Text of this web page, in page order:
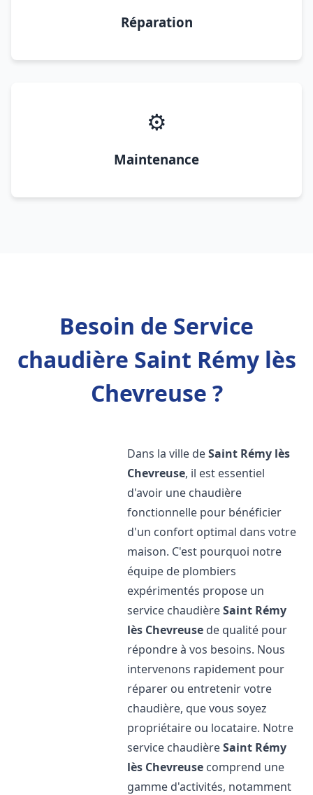
Réparation
⚙️
Maintenance
Besoin de Service
chaudière Saint Rémy lès
Chevreuse ?
Dans la ville deSaint Rémy lès
Chevreuse, il est essentiel
d'avoir une chaudière
fonctionnelle pour bénéficier
d'un confort optimal dans votre
maison. C'est pourquoi notre
équipe de plombiers
expérimentés propose un
service chaudièreSaint Rémy
lès Chevreuse de qualité pour
répondre à vos besoins. Nous
intervenons rapidement pour
réparer ou entretenir votre
chaudière, que vous soyez
propriétaire ou locataire. Notre
service chaudièreSaint Rémy
lès Chevreuse comprend une
gamme d'activités, notamment